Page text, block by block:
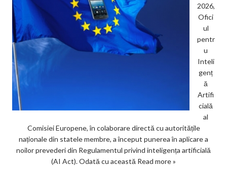
2026,
Ofici
ul
pentr
u
Inteli
genț
ă
Artifi
cială
al
Comisiei Europene, în colaborare directă cu autoritățile
naționale din statele membre, a început punerea în aplicare a
noilor prevederi din Regulamentul privind inteligența artificială
(AI Act). Odată cu această Read more »